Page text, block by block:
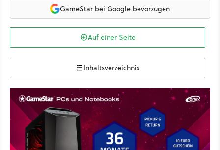
GameStar bei Google bevorzugen
Auf einer Seite
Inhaltsverzeichnis